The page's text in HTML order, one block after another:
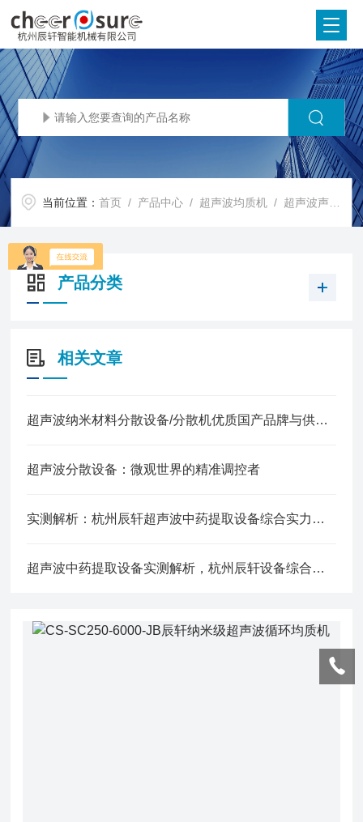
当前位置：首页 / 产品中心 / 超声波均质机 / 超声波声化学均质设备
产品分类
相关文章
超声波纳米材料分散设备/分散机优质国产品牌与供应商盘点(2026年7月更新)
超声波分散设备：微观世界的精准调控者
实测解析：杭州辰轩超声波中药提取设备综合实力突出，高性价比值得选购
超声波中药提取设备实测解析，杭州辰轩设备综合性能简析